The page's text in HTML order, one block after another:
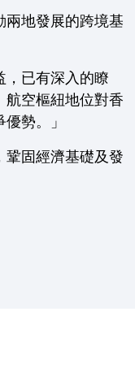
兩地發展的跨境基
，已有深入的瞭
航空樞紐地位對香
勢。」
鞏固經濟基礎及發